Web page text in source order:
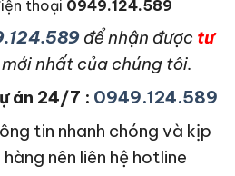
thoại 0949.124.589
để nhận được tư
nhất của chúng tôi.
án 24/7 : 0949.124.589
tin nhanh chóng và kịp
nên liên hệ hotline